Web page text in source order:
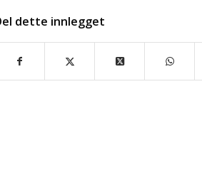
dette innlegget